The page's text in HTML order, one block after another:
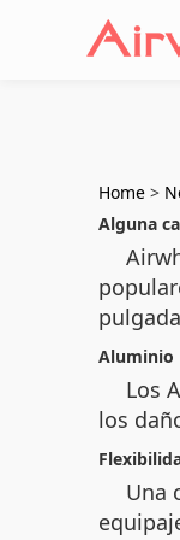
Home >
Alguna
Aluminio
Los
los
Una